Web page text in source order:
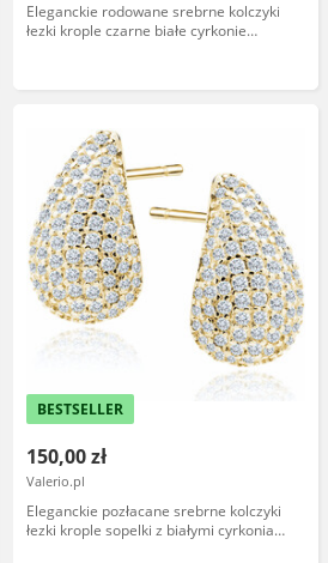
Eleganckie rodowane srebrne kolczyki
łezki krople czarne białe cyrkonie
BESTSELLER
150,00 zł
Valerio.pl
Eleganckie pozłacane srebrne kolczyki
łezki krople sopelki z białymi cyrkoniami